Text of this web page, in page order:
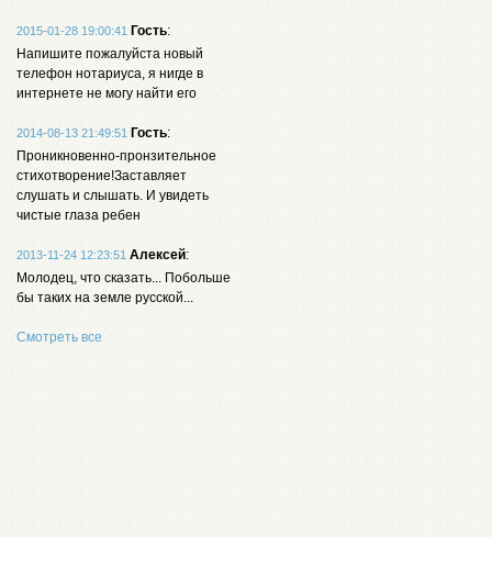
2015-01-28 19:00:41 Гость:
Напишите пожалуйста новый
телефон нотариуса, я нигде в
интернете не могу найти его
2014-08-13 21:49:51 Гость:
Проникновенно-пронзительное
стихотворение!Заставляет
слушать и слышать. И увидеть
чистые глаза ребен
2013-11-24 12:23:51 Алексей:
Молодец, что сказать... Побольше
бы таких на земле русской...
Смотреть все